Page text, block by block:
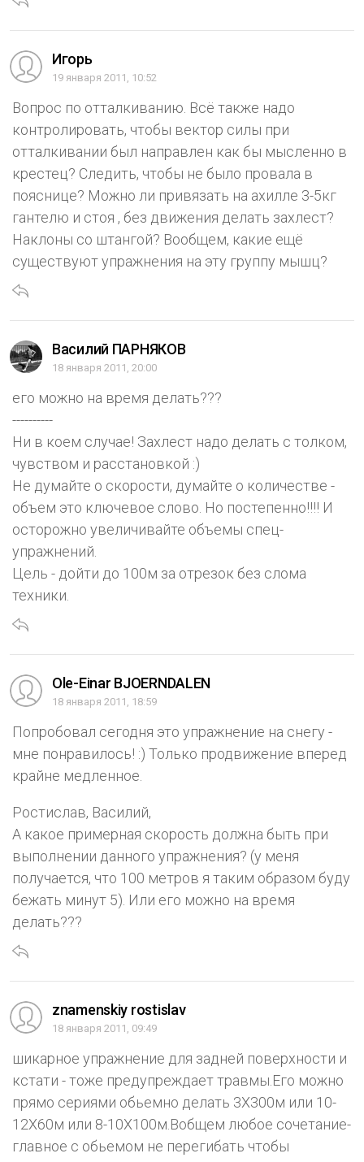
Игорь
19 января 2011, 10:52
Вопрос по отталкиванию. Всё также надо
контролировать, чтобы вектор силы при
отталкивании был направлен как бы мысленно в
крестец? Следить, чтобы не было провала в
пояснице? Можно ли привязать на ахилле 3-5кг
гантелю и стоя , без движения делать захлест?
Наклоны со штангой? Вообщем, какие ещё
существуют упражнения на эту группу мышц?
Василий ПАРНЯКОВ
18 января 2011, 20:00
его можно на время делать???
----------
Ни в коем случае! Захлест надо делать с толком,
чувством и расстановкой :)
Не думайте о скорости, думайте о количестве -
объем это ключевое слово. Но постепенно!!!! И
осторожно увеличивайте объемы спец-
упражнений.
Цель - дойти до 100м за отрезок без слома
техники.
Ole-Einar BJOERNDALEN
18 января 2011, 18:59
Попробовал сегодня это упражнение на снегу -
мне понравилось! :) Только продвижение вперед
крайне медленное.
Ростислав, Василий,
А какое примерная скорость должна быть при
выполнении данного упражнения? (у меня
получается, что 100 метров я таким образом буду
бежать минут 5). Или его можно на время
делать???
znamenskiy rostislav
18 января 2011, 09:49
шикарное упражнение для задней поверхности и
кстати - тоже предупреждает травмы.Его можно
прямо сериями обьемно делать 3Х300м или 10-
12Х60м или 8-10Х100м.Вобщем любое сочетание-
главное с обьемом не перегибать чтобы